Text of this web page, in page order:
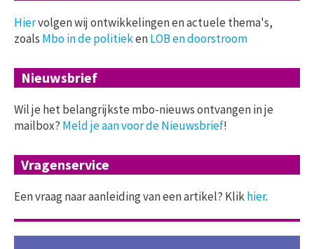
Hiervolgen wij ontwikkelingen en actuele thema's,
zoals Mbo in de politiekenLOB en doorstroom
Nieuwsbrief
Wil je het belangrijkste mbo-nieuws ontvangen in je
mailbox? Meld je aan voor de Nieuwsbrief!
Vragenservice
Een vraag naar aanleiding van een artikel? Klikhier.